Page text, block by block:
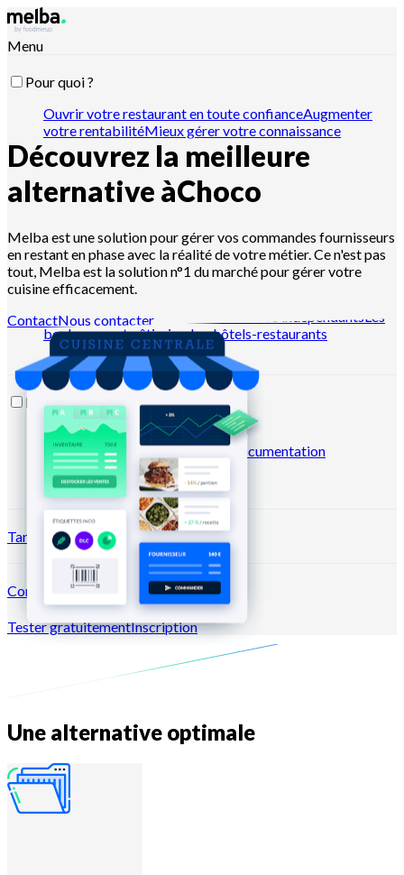
Menu
Pour quoi ?
Ouvrir votre restaurant en toute confianceAugmenter
votre rentabilitéMieux gérer votre connaissance
recetteOptimiser vos stocks et inventairesPasser vos
commandes fournisseurOrganiser votre production
l'hygiène et la traçabilitéPiloter vos devis et ventes
avec Claude, ChatGPT ou API
Pour qui ?
Les chaînes de restaurants
kitchensLes traiteurs Les restaurateurs indépendantsLes
boulangers et pâtissiersLes hôtels-restaurants
Ressources
BlogCentre d'aideBusiness
caseMarketplaceNewslettersDocumentation
APIDocumentation MCP
Tarifs
Connexion →
Tester gratuitementInscription
Découvrez la meilleure
alternative àChoco
Melba est une solution pour gérer vos commandes fournisseurs
en restant en phase avec la réalité de votre métier. Ce n'est pas
tout, Melba est la solution n°1 du marché pour gérer votre
cuisine efficacement.
ContactNous contacter
Une alternative optimale